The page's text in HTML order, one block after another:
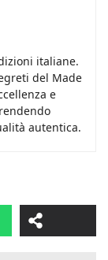
italiane.
del Made
e
autentica.